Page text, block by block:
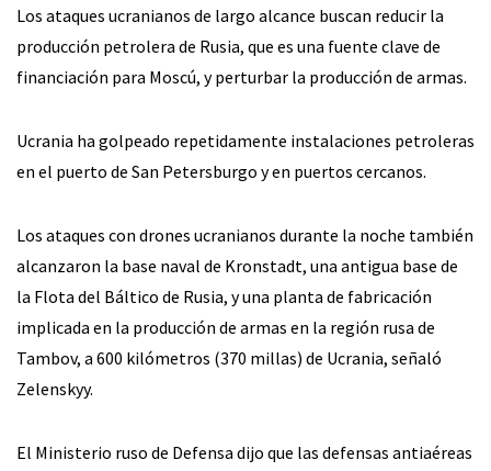
Los ataques ucranianos de largo alcance buscan reducir la
producción petrolera de Rusia, que es una fuente clave de
financiación para Moscú, y perturbar la producción de armas.
Ucrania ha golpeado repetidamente instalaciones petroleras
en el puerto de San Petersburgo y en puertos cercanos.
Los ataques con drones ucranianos durante la noche también
alcanzaron la base naval de Kronstadt, una antigua base de
la Flota del Báltico de Rusia, y una planta de fabricación
implicada en la producción de armas en la región rusa de
Tambov, a 600 kilómetros (370 millas) de Ucrania, señaló
Zelenskyy.
El Ministerio ruso de Defensa dijo que las defensas antiaéreas